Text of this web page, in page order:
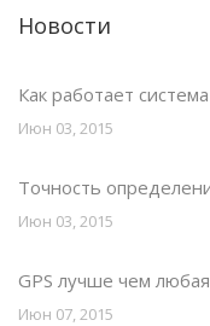
Новости
Как работает
Июн 03, 2015
Точность
Июн 03, 2015
GPS лучше чем
Июн 07, 2015